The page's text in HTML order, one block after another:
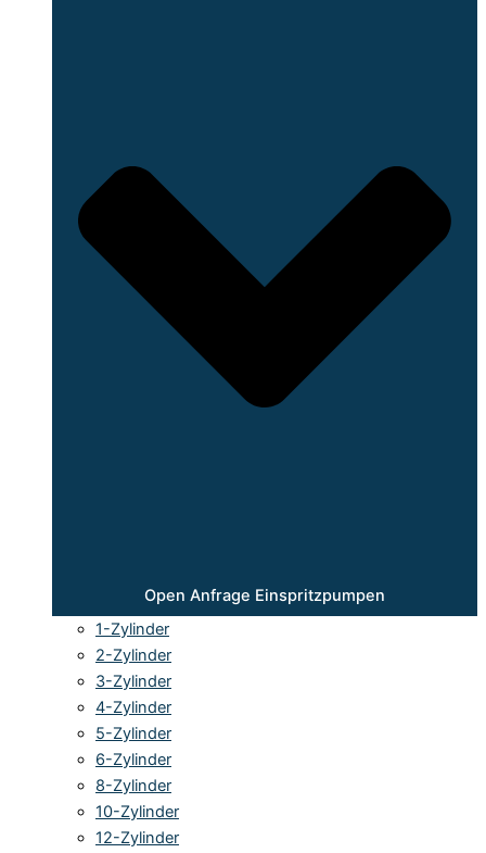
Open Anfrage Einspritzpumpen
1-Zylinder
2-Zylinder
3-Zylinder
4-Zylinder
5-Zylinder
6-Zylinder
8-Zylinder
10-Zylinder
12-Zylinder